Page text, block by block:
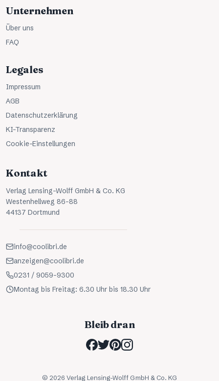
Unternehmen
Über uns
FAQ
Legales
Impressum
AGB
Datenschutzerklärung
KI-Transparenz
Cookie-Einstellungen
Kontakt
Verlag Lensing-Wolff GmbH & Co. KG
Westenhellweg 86-88
44137 Dortmund
info@coolibri.de
anzeigen@coolibri.de
0231 / 9059-9300
Montag bis Freitag: 6.30 Uhr bis 18.30 Uhr
Bleib dran
© 2026 Verlag Lensing-Wolff GmbH & Co. KG